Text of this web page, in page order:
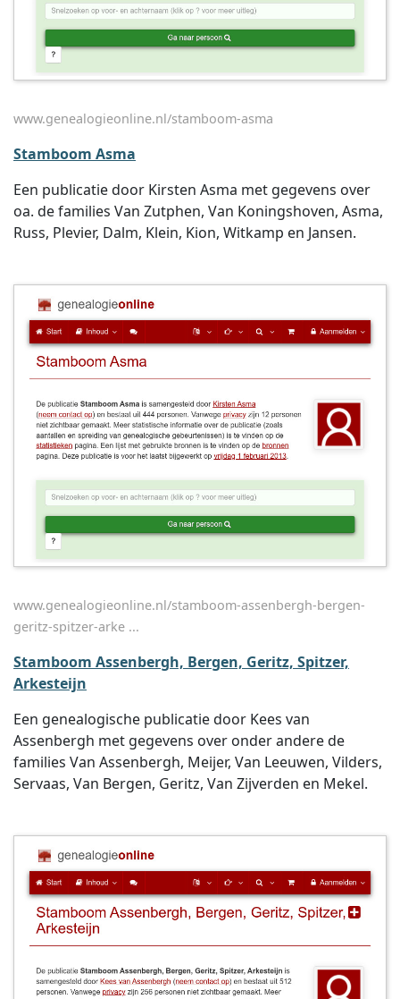
www.genealogieonline.nl/stamboom-asma
Stamboom Asma
Een publicatie door Kirsten Asma met gegevens over
oa. de families Van Zutphen, Van Koningshoven, Asma,
Russ, Plevier, Dalm, Klein, Kion, Witkamp en Jansen.
www.genealogieonline.nl/stamboom-assenbergh-bergen-
geritz-spitzer-arke ...
Stamboom Assenbergh, Bergen, Geritz, Spitzer,
Arkesteijn
Een genealogische publicatie door Kees van
Assenbergh met gegevens over onder andere de
families Van Assenbergh, Meijer, Van Leeuwen, Vilders,
Servaas, Van Bergen, Geritz, Van Zijverden en Mekel.